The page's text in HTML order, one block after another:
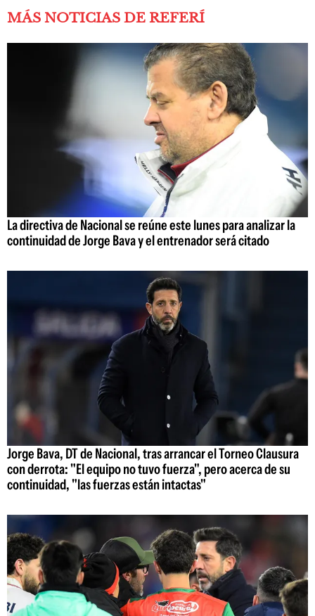
MÁS NOTICIAS DE REFERÍ
La directiva de Nacional se reúne este lunes para analizar la
continuidad de Jorge Bava y el entrenador será citado
Jorge Bava, DT de Nacional, tras arrancar el Torneo Clausura
con derrota: "El equipo no tuvo fuerza", pero acerca de su
continuidad, "las fuerzas están intactas"